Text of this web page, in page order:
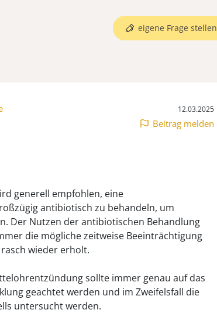
eigene Frage stellen
12.03.2025
Beitrag melden
generell empfohlen, eine
antibiotisch zu behandeln, um
Der Nutzen der antibiotischen Behandlung
die mögliche zeitweise Beeinträchtigung
wieder erholt.
sollte immer genau auf das
geachtet werden und im Zweifelsfall die
untersucht werden.